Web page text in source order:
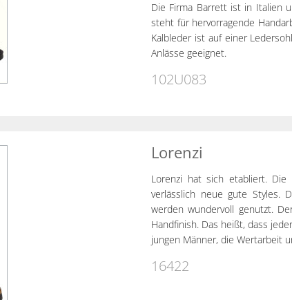
Die Firma Barrett ist in Italien
steht für hervorragende
Kalbleder ist auf einer
Anlässe geeignet.
102U083
Lorenzi
Lorenzi hat sich etabliert.
verlässlich neue gute Styles.
werden wundervoll genutzt.
Handfinish. Das heißt, dass
jungen Männer, die Wertarbeit
16422